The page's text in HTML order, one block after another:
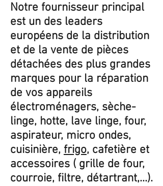
Notre fournisseur principal
est un des leaders
européens de la distribution
et de la vente de pièces
détachées des plus grandes
marques pour la réparation
de vos appareils
électroménagers, sèche-
linge, hotte, lave linge, four,
aspirateur, micro ondes,
cuisinière, frigo, cafetière et
accessoires ( grille de four,
courroie, filtre, détartrant,...).